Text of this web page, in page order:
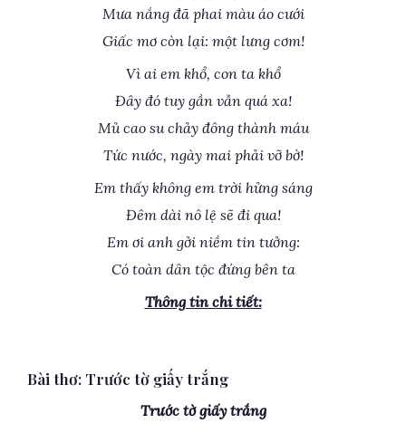
Mưa nắng đã phai màu áo cưới
Giấc mơ còn lại: một lưng cơm!
Vì ai em khổ, con ta khổ
Đây đó tuy gần vẫn quá xa!
Mủ cao su chảy đông thành máu
Tức nước, ngày mai phải vỡ bờ!
Em thấy không em trời hửng sáng
Đêm dài nô lệ sẽ đi qua!
Em ơi anh gởi niềm tin tưởng:
Có toàn dân tộc đứng bên ta
Thông tin chi tiết:
Bài thơ: Trước tờ giấy trắng
Trước tờ giấy trắng